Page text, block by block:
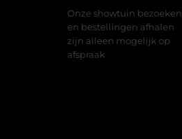
Onze showtuin bezoeken
en bestellingen afhalen
zijn alleen mogelijk op
afspraak